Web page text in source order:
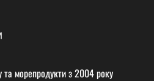
та морепродукти з 2004 року